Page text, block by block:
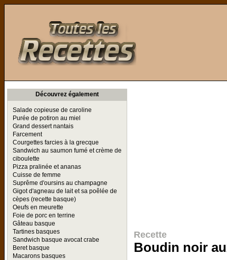
Découvrez également
Salade copieuse de caroline
Purée de potiron au miel
Grand dessert nantais
Farcement
Courgettes farcies à la grecque
Sandwich au saumon fumé et crème de
ciboulette
Pizza pralinée et ananas
Cuisse de femme
Suprême d'oursins au champagne
Gigot d'agneau de lait et sa poêlée de
cèpes (recette basque)
Oeufs en meurette
Foie de porc en terrine
Gâteau basque
Tartines basques
Sandwich basque avocat crabe
Beret basque
Macarons basques
Recette
Boudin noir